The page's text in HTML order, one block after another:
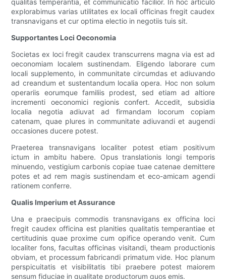
qualitas temperantia, et communicatio facilior. In hoc articulo
explorabimus varias utilitates ex locali officinas fregit caudex
transnavigans et cur optima electio in negotiis tuis sit.
Supportantes Loci Oeconomia
Societas ex loci fregit caudex transcurrens magna via est ad
oeconomiam localem sustinendam. Eligendo laborare cum
locali supplemento, in communitate circumdas et adiuvando
ad creandum et sustentandum localia opera. Hoc non solum
operariis eorumque familiis prodest, sed etiam ad altiore
incrementi oeconomici regionis confert. Accedit, subsidia
localia negotia adiuvat ad firmandam locorum copiam
catenam, quae plures in communitate adiuvandi et augendi
occasiones ducere potest.
Praeterea transnavigans localiter potest etiam positivum
ictum in ambitu habere. Opus translationis longi temporis
minuendo, vestigium carbonis copiae tuae catenae demittere
potes et ad rem magis sustinendam et eco-amicam agendi
rationem conferre.
Qualis Imperium et Assurance
Una e praecipuis commodis transnavigans ex officina loci
fregit caudex officina est planities qualitatis temperantiae et
certitudinis quae proxime cum opifice operando venit. Cum
localiter fons, facultas officinas visitandi, theam productionis
obviam, et processum fabricandi primatum vide. Hoc planum
perspicuitatis et visibilitatis tibi praebere potest maiorem
sensum fiduciae in qualitate productorum quos emis.